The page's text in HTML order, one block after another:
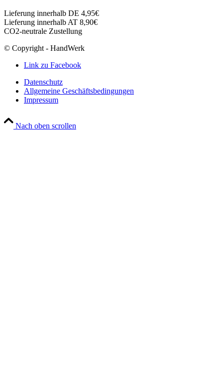
Lieferung innerhalb DE 4,95€
Lieferung innerhalb AT 8,90€
CO2-neutrale Zustellung
© Copyright - HandWerk
Link zu Facebook
Datenschutz
Allgemeine Geschäftsbedingungen
Impressum
Nach oben scrollen